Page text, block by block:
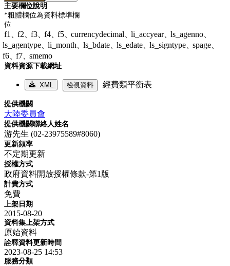
主要欄位說明
*粗體欄位為資料標準欄
位
f1、f2、f3、f4、f5、currencydecimal、li_accyear、ls_agenno、
ls_agentype、li_month、ls_bdate、ls_edate、ls_signtype、spage、
f6、f7、smemo
資料資源下載網址
XML 檢視資料 經費類平衡表
提供機關
大陸委員會
提供機關聯絡人姓名
游先生 (02-23975589#8060)
更新頻率
不定期更新
授權方式
政府資料開放授權條款-第1版
計費方式
免費
上架日期
2015-08-20
資料集上架方式
原始資料
詮釋資料更新時間
2023-08-25 14:53
服務分類